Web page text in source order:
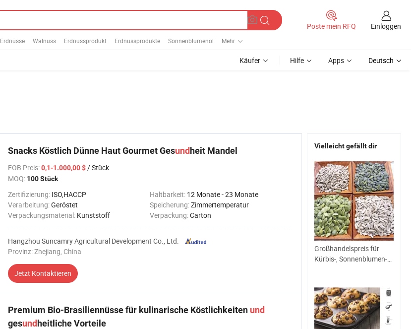
Erdnüsse Walnuss Erdnussprodukt Erdnussprodukte Sonnenblumenöl Mehr
Poste mein RFQ Einloggen
Käufer Hilfe Apps Deutsch
Snacks Köstlich Dünne Haut Gourmet Gesund heit Mandel
FOB Preis:0,1-1.000,00 $/ Stück
MOQ: 100 Stück
Zertifizierung: ISO,HACCP Haltbarkeit: 12 Monate - 23 Monate
Verarbeitung:Geröstet Speicherung:Zimmertemperatur
Verpackungsmaterial: Kunststoff Verpackung:Carton
Hangzhou Suncamry Agricultural Development Co., Ltd.
Provinz: Zhejiang, China
Jetzt Kontaktieren
Premium Bio-Brasiliennüsse für kulinarische Köstlichkeiten und
gesund heitliche Vorteile
Vielleicht gefällt dir
Großhandelspreis für
Kürbis-, Sonnenblumen-
und -kerne